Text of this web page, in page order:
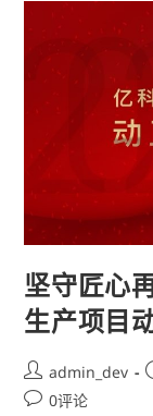
坚守匠心
生产项目
admin_dev
0评论